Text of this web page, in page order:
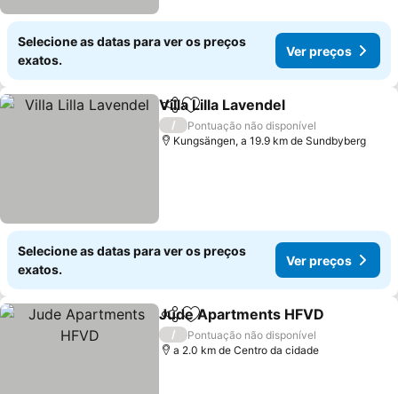
Selecione as datas para ver os preços
exatos.
Ver preços
PartilharAdicionar aos favoritos
Villa Lilla Lavendel
/
Pontuação não disponível
Kungsängen, a 19.9 km de Sundbyberg
Selecione as datas para ver os preços
exatos.
Ver preços
PartilharAdicionar aos favoritos
Jude Apartments HFVD
/
Pontuação não disponível
a 2.0 km de Centro da cidade